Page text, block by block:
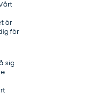
är
för
sig